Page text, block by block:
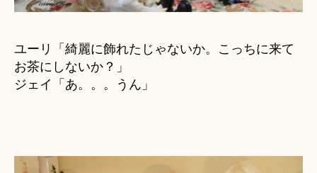
ユーリ「綺麗に飾れたじゃないか。こっちに来て
お茶にしないか？」
ジェイ「あ。。。うん」